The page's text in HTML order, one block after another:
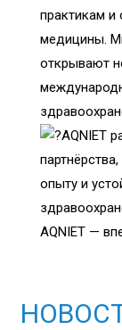
практикам
медицины.
открывают
AQNIET
опыту и
AQNIET —